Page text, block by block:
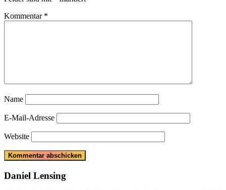
Kommentar *
Name
E-Mail-Adresse
Website
Daniel Lensing